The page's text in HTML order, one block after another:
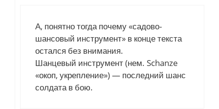
А, понятно тогда почему «садово-
шансовый инструмент» в конце текста
остался без внимания.
Шанцевый инструмент (нем. Schanze
«окоп, укрепление») — последний шанс
солдата в бою.